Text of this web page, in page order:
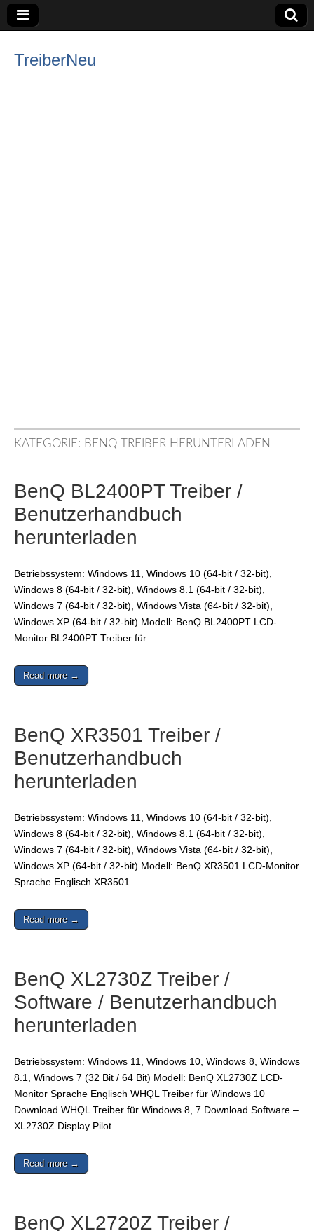
TreiberNeu
KATEGORIE: BENQ TREIBER HERUNTERLADEN
BenQ BL2400PT Treiber /
Benutzerhandbuch
herunterladen
Betriebssystem: Windows 11, Windows 10 (64-bit / 32-bit),
Windows 8 (64-bit / 32-bit), Windows 8.1 (64-bit / 32-bit),
Windows 7 (64-bit / 32-bit), Windows Vista (64-bit / 32-bit),
Windows XP (64-bit / 32-bit) Modell: BenQ BL2400PT LCD-
Monitor BL2400PT Treiber für…
Read more →
BenQ XR3501 Treiber /
Benutzerhandbuch
herunterladen
Betriebssystem: Windows 11, Windows 10 (64-bit / 32-bit),
Windows 8 (64-bit / 32-bit), Windows 8.1 (64-bit / 32-bit),
Windows 7 (64-bit / 32-bit), Windows Vista (64-bit / 32-bit),
Windows XP (64-bit / 32-bit) Modell: BenQ XR3501 LCD-Monitor
Sprache Englisch XR3501…
Read more →
BenQ XL2730Z Treiber /
Software / Benutzerhandbuch
herunterladen
Betriebssystem: Windows 11, Windows 10, Windows 8, Windows
8.1, Windows 7 (32 Bit / 64 Bit) Modell: BenQ XL2730Z LCD-
Monitor Sprache Englisch WHQL Treiber für Windows 10
Download WHQL Treiber für Windows 8, 7 Download Software –
XL2730Z Display Pilot…
Read more →
BenQ XL2720Z Treiber /